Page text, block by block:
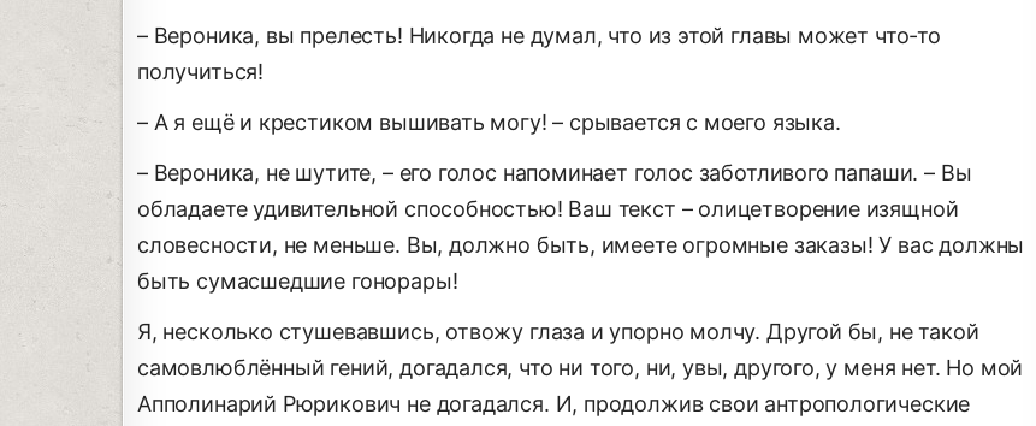
– Вероника, вы прелесть! Никогда не думал, что из этой главы может что-то
получиться!
– А я ещё и крестиком вышивать могу! – срывается с моего языка.
– Вероника, не шутите, – его голос напоминает голос заботливого папаши. – Вы
обладаете удивительной способностью! Ваш текст – олицетворение изящной
словесности, не меньше. Вы, должно быть, имеете огромные заказы! У вас должны
быть сумасшедшие гонорары!
Я, несколько стушевавшись, отвожу глаза и упорно молчу. Другой бы, не такой
самовлюблённый гений, догадался, что ни того, ни, увы, другого, у меня нет. Но мой
Апполинарий Рюрикович не догадался. И, продолжив свои антропологические